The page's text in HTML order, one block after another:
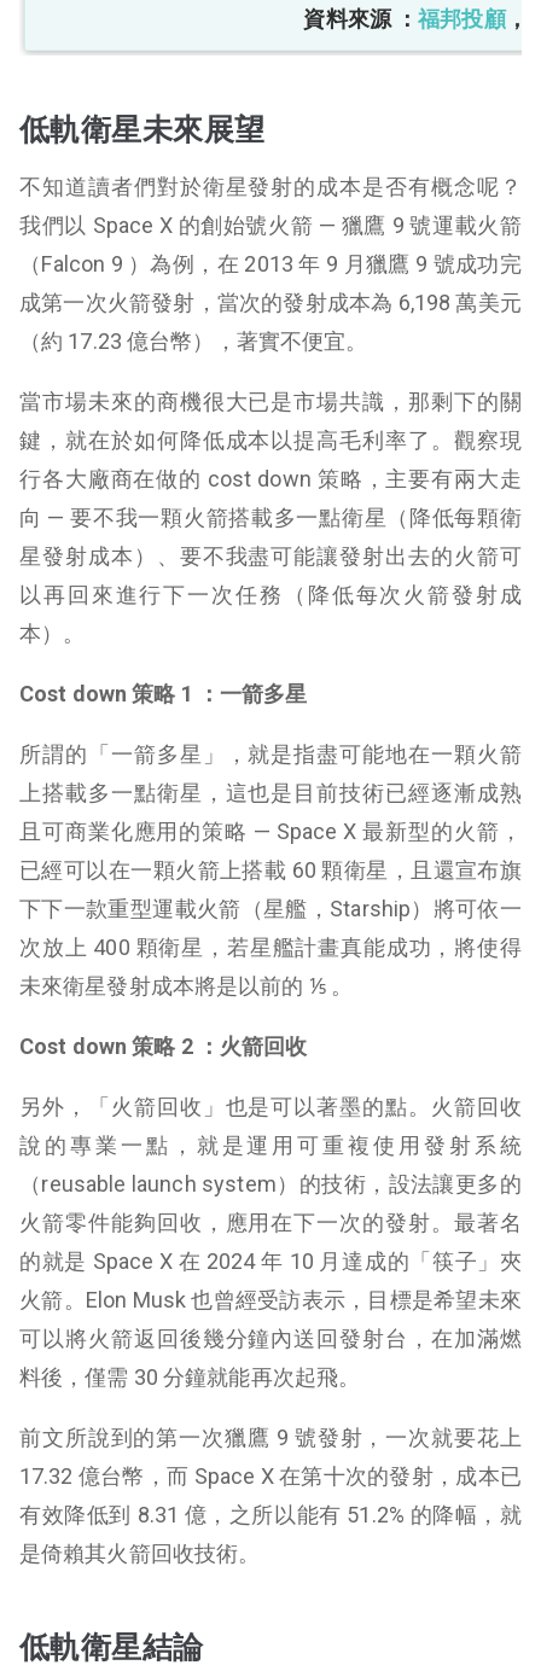
資料來源 ：福邦投顧，
低軌衛星未來展望
不知道讀者們對於衛星發射的成本是否有概念呢？
我們以 Space X 的創始號火箭 — 獵鷹 9 號運載火箭
（Falcon 9 ）為例，在 2013 年 9 月獵鷹 9 號成功完
成第一次火箭發射，當次的發射成本為 6,198 萬美元
（約 17.23 億台幣），著實不便宜。
當市場未來的商機很大已是市場共識，那剩下的關
鍵，就在於如何降低成本以提高毛利率了。觀察現
行各大廠商在做的 cost down 策略，主要有兩大走
向 — 要不我一顆火箭搭載多一點衛星（降低每顆衛
星發射成本）、要不我盡可能讓發射出去的火箭可
以再回來進行下一次任務（降低每次火箭發射成
本）。
Cost down 策略 1 ：一箭多星
所謂的「一箭多星」，就是指盡可能地在一顆火箭
上搭載多一點衛星，這也是目前技術已經逐漸成熟
且可商業化應用的策略 — Space X 最新型的火箭，
已經可以在一顆火箭上搭載 60 顆衛星，且還宣布旗
下下一款重型運載火箭（星艦，Starship）將可依一
次放上 400 顆衛星，若星艦計畫真能成功，將使得
未來衛星發射成本將是以前的 ⅕ 。
Cost down 策略 2 ：火箭回收
另外，「火箭回收」也是可以著墨的點。火箭回收
說的專業一點，就是運用可重複使用發射系統
（reusable launch system）的技術，設法讓更多的
火箭零件能夠回收，應用在下一次的發射。最著名
的就是 Space X 在 2024 年 10 月達成的「筷子」夾
火箭。Elon Musk 也曾經受訪表示，目標是希望未來
可以將火箭返回後幾分鐘內送回發射台，在加滿燃
料後，僅需 30 分鐘就能再次起飛。
前文所說到的第一次獵鷹 9 號發射，一次就要花上
17.32 億台幣，而 Space X 在第十次的發射，成本已
有效降低到 8.31 億，之所以能有 51.2% 的降幅，就
是倚賴其火箭回收技術。
低軌衛星結論